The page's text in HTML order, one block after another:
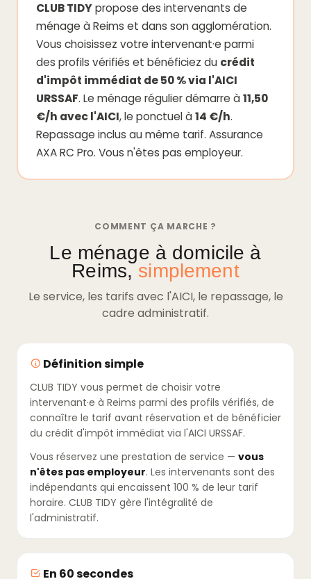
CLUB TIDYpropose des intervenants de
ménage à Reims et dans son agglomération.
Vous choisissez votre intervenant·e parmi
des profils vérifiés et bénéficiez du crédit
d'impôt immédiat de 50 % via l'AICI
URSSAF. Le ménage régulier démarre à11,50
€/h avec l'AICI, le ponctuel à14 €/h.
Repassage inclus au même tarif. Assurance
AXA RC Pro. Vous n'êtes pas employeur.
COMMENT ÇA MARCHE ?
Le ménage à domicile à
Reims,simplement
Le service, les tarifs avec l'AICI, le repassage, le
cadre administratif.
Définition simple
CLUB TIDY vous permet de choisir votre
intervenant·e à Reims parmi des profils vérifiés, de
connaître le tarif avant réservation et de bénéficier
du crédit d'impôt immédiat via l'AICI URSSAF.
Vous réservez une prestation de service — vous
n'êtes pas employeur. Les intervenants sont des
indépendants qui encaissent 100 % de leur tarif
horaire. CLUB TIDY gère l'intégralité de
l'administratif.
En 60 secondes